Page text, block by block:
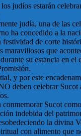
judíos estarán
judía, una de las
ha concedido a la
festividad de corte
maravillosos que
su estancia en el
y por este
deben celebrar
Sucot
indebida del
la divina
con alimento que